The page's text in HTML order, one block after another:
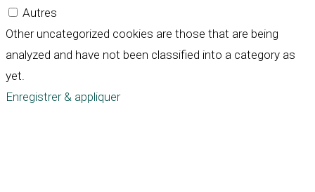
Autres
Other uncategorized cookies are those that are being
analyzed and have not been classified into a category as
yet.
Enregistrer & appliquer